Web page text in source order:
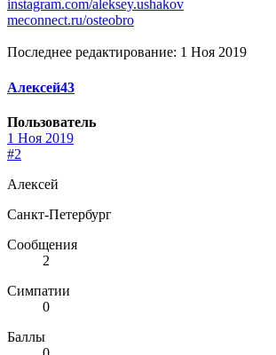
instagram.com/aleksey.ushakov
meconnect.ru/osteobro
Последнее редактирование: 1 Ноя 2019
Алексей43
Пользователь
1 Ноя 2019
#2
Алексей
Санкт-Петербург
Сообщения
2
Симпатии
0
Баллы